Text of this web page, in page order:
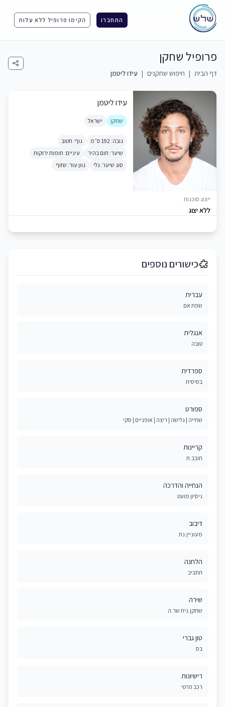
התחברו הקימו פרופיל ללא עלות
פרופיל שחקן
דף הבית | חיפוש שחקנים | עידו ליטמן
ייצוג סוכנות
ללא יצוג
עידו ליטמן
שחקן ישראל
גובה: 192 ס״מ
גוף: חטוב
שיער: חום בהיר
עיניים: חומות ירוקות
סוג שיער: גלי
גוון עור: שזוף
כישורים נוספים
עברית
שפת אם
אנגלית
טובה
ספרדית
בסיסית
ספורט
שחייה | גלישה | ריצה | אופניים | סקי
קריינות
חובב.ת
הנחייה והדרכה
ניסיון מועט
דיבוב
מעוניין.נת
הלחנה
תחביב
שירה
שחקן.נית שר.ה
טון גברי
בס
רישיונות
רכב פרטי